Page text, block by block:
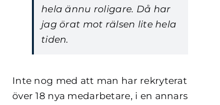
hela ännu roligare. Då har
jag örat mot rälsen lite hela
tiden.
Inte nog med att man har rekryterat
över 18 nya medarbetare, i en annars